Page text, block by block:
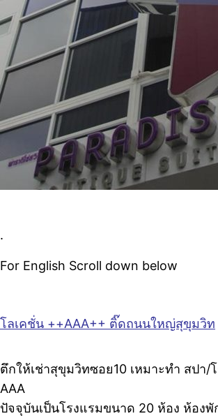
.
For English Scroll down below
โลเคชั่น ++AAA++ ติ๊ดถนนใหญ่สุขุมวิท
ตึกให้เช่าสุขุมวิทซอย10 เหมาะทำ สปา/
AAA
ปัจจุบันเป็นโรงแรมขนาด 20 ห้อง ห้อง